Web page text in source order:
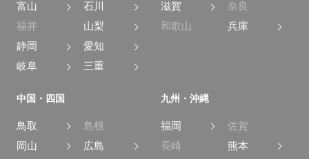
富山
石川
福井
山梨
静岡
愛知
岐阜
三重
滋賀
奈良
和歌山
兵庫
中国・四国
鳥取
島根
岡山
広島
九州・沖縄
福岡
佐賀
長崎
熊本